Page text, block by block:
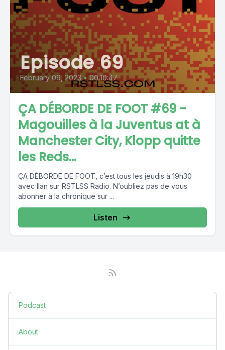
Episode 69
February 09, 2023 • 00:10:47
ÇA DÉBORDE DE FOOT #69 -
Magouilles à la Juventus at à
Manchester City, Klopp quitte
les Reds...
ÇA DÉBORDE DE FOOT, c’est tous les jeudis à 19h30
avec Ilan sur RSTLSS Radio. N’oubliez pas de vous
abonner à la chronique sur ...
Listen
Podcast
About